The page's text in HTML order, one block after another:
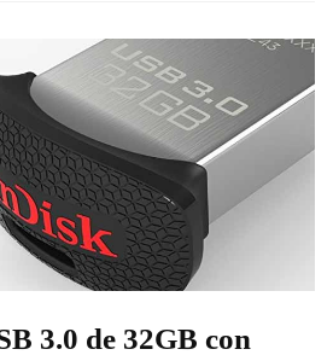
3.0 de 32GB con